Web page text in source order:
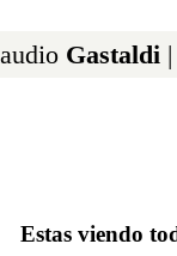
Gastaldi
Estas viendo